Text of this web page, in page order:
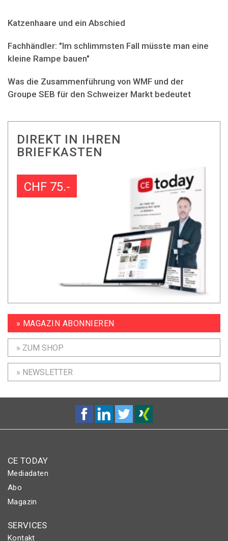
Katzenhaare und ein Abschied
Fachhändler: "Im schlimmsten Fall müsste man eine
kleine Rampe bauen"
Was die Zusammenführung von WMF und der
Groupe SEB für den Schweizer Markt bedeutet
DIREKT IN IHREN
BRIEFKASTEN
CHF 75.-
» MAGAZIN ABONNIEREN
» ZUM SHOP
» NEWSLETTER
CE TODAY
Mediadaten
Abo
Magazin
SERVICES
Kontakt